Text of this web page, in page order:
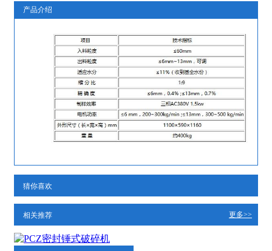
产品介绍
猜你喜欢
相关推荐 更多>>